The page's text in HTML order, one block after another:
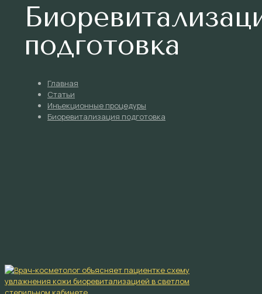
подготовка
Главная
Статьи
Инъекционные процедуры
Биоревитализация подготовка